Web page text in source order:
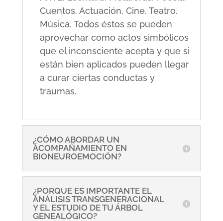
Cuentos. Actuación. Cine. Teatro.
Música. Todos éstos se pueden
aprovechar como actos simbólicos
que el inconsciente acepta y que si
están bien aplicados pueden llegar
a curar ciertas conductas y
traumas.
¿CÓMO ABORDAR UN
ACOMPAÑAMIENTO EN
BIONEUROEMOCIÓN?
¿PORQUE ES IMPORTANTE EL
ANÁLISIS TRANSGENERACIONAL
Y EL ESTUDIO DE TU ÁRBOL
GENEALÓGICO?